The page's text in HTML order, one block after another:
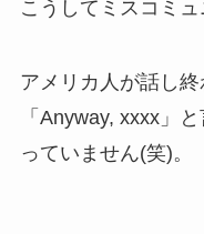
こうしてミスコミュ
アメリカ人が話し
「Anyway, xxxx」
っていません(笑)。